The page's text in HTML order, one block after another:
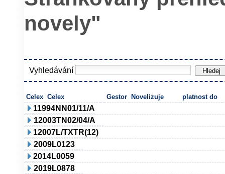
novely"
Vyhledávání
Celex Celex Gestor Novelizuje platnost do
11994NN01/11/A
12003TN02/04/A
12007L/TXTR(12)
2009L0123
2014L0059
2019L0878